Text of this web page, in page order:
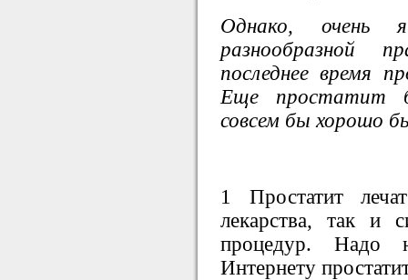
Однако,
разнообразной
последнее время
Еще простатит
совсем бы хорошо
1 Простатит
лекарства, так и
процедур. Надо
Интернету